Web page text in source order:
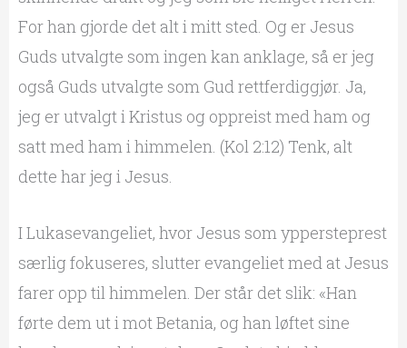
For han gjorde det alt i mitt sted. Og er Jesus
Guds utvalgte som ingen kan anklage, så er jeg
også Guds utvalgte som Gud rettferdiggjør. Ja,
jeg er utvalgt i Kristus og oppreist med ham og
satt med ham i himmelen. (Kol 2:12) Tenk, alt
dette har jeg i Jesus.
I Lukasevangeliet, hvor Jesus som yppersteprest
særlig fokuseres, slutter evangeliet med at Jesus
farer opp til himmelen. Der står det slik: «Han
førte dem ut i mot Betania, og han løftet sine